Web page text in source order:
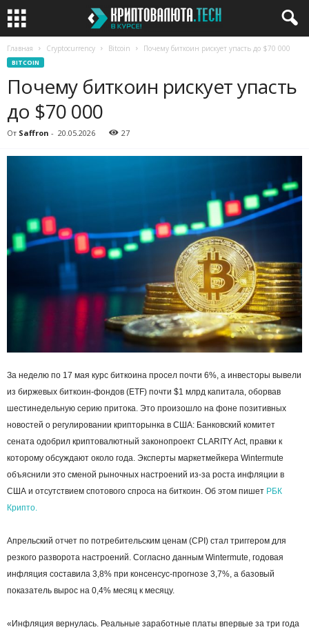
Главная Cryptocurrency Bitcoin Почему биткоин рискует упасть до $70 000
BITCOIN
Почему биткоин рискует упасть
до $70 000
От Saffron - 20.05.2026 27
За неделю по 17 мая курс биткоина просел почти 6%, а инвесторы вывели
из биржевых биткоин-фондов (ETF) почти $1 млрд капитала, оборвав
шестинедельную серию притока. Это произошло на фоне позитивных
новостей о регулировании крипторынка в США: Банковский комитет
сената одобрил криптовалютный законопроект CLARITY Act, правки к
которому обсуждают около года. Эксперты маркетмейкера Wintermute
объяснили это сменой рыночных настроений из-за роста инфляции в
США и отсутствием спотового спроса на биткоин. Об этом пишет РБК
Крипто.
Апрельский отчет по потребительским ценам (CPI) стал триггером для
резкого разворота настроений. Согласно данным Wintermute, годовая
инфляция составила 3,8% при консенсус-прогнозе 3,7%, а базовый
показатель вырос на 0,4% месяц к месяцу.
«Инфляция вернулась. Реальные заработные платы впервые за три года